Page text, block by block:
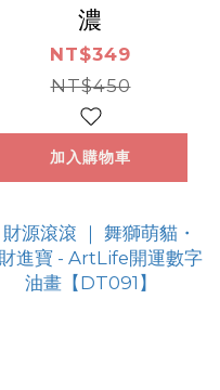
濃
NT$349
NT$450
加入購物車